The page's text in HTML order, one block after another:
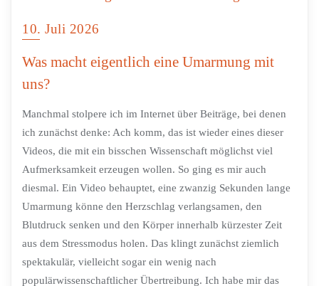
10. Juli 2026
Was macht eigentlich eine Umarmung mit
uns?
Manchmal stolpere ich im Internet über Beiträge, bei denen
ich zunächst denke: Ach komm, das ist wieder eines dieser
Videos, die mit ein bisschen Wissenschaft möglichst viel
Aufmerksamkeit erzeugen wollen. So ging es mir auch
diesmal. Ein Video behauptet, eine zwanzig Sekunden lange
Umarmung könne den Herzschlag verlangsamen, den
Blutdruck senken und den Körper innerhalb kürzester Zeit
aus dem Stressmodus holen. Das klingt zunächst ziemlich
spektakulär, vielleicht sogar ein wenig nach
populärwissenschaftlicher Übertreibung. Ich habe mir das